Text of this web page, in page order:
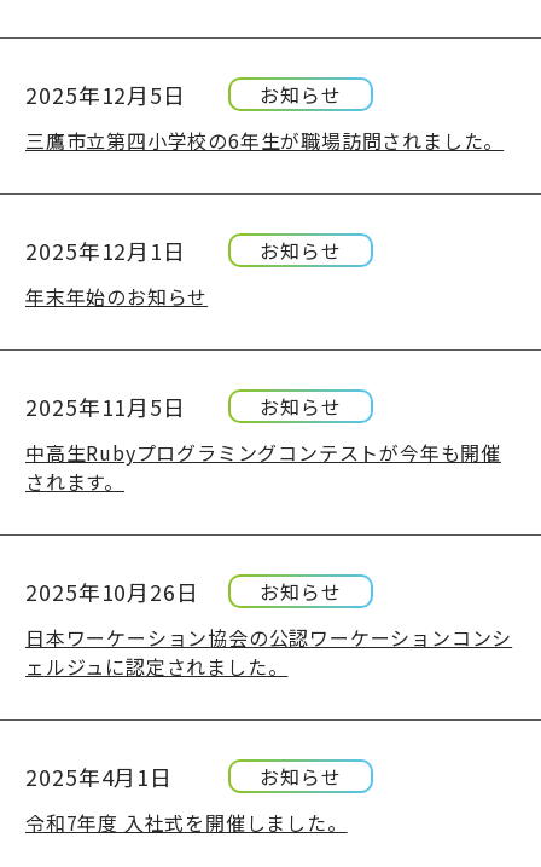
2025年12月5日
お知らせ
三鷹市立第四小学校の6年生が職場訪問されました。
2025年12月1日
お知らせ
年末年始のお知らせ
2025年11月5日
お知らせ
中高生Rubyプログラミングコンテストが今年も開催
されます。
2025年10月26日
お知らせ
日本ワーケーション協会の公認ワーケーションコンシ
ェルジュに認定されました。
2025年4月1日
お知らせ
令和7年度 入社式を開催しました。